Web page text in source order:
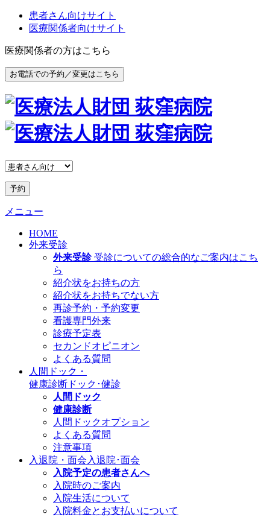
患者さん向けサイト
医療関係者向けサイト
医療関係者の方はこちら
お電話での予約／変更はこちら
予約
メニュー
HOME
外来受診
外来受診 受診についての総合的なご案内はこち
ら
紹介状をお持ちの方
紹介状をお持ちでない方
再診予約・予約変更
看護専門外来
診療予定表
セカンドオピニオン
よくある質問
人間ドック・
健康診断 ドック･健診
人間ドック
健康診断
人間ドックオプション
よくある質問
注意事項
入退院・面会 入退院･面会
入院予定の患者さんへ
入院時のご案内
入院生活について
入院料金とお支払いについて